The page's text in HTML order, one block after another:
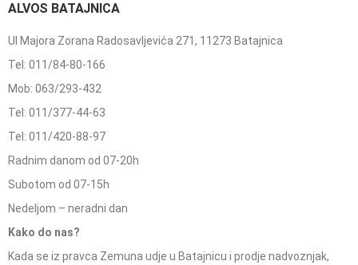
ALVOS BATAJNICA
Ul Majora Zorana Radosavljevića 271, 11273 Batajnica
Tel: 011/84-80-166
Mob: 063/293-432
Tel: 011/377-44-63
Tel: 011/420-88-97
Radnim danom od 07-20h
Subotom od 07-15h
Nedeljom – neradni dan
Kako do nas?
Kada se iz pravca Zemuna udje u Batajnicu i prodje nadvoznjak,